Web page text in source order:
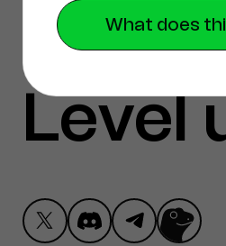
What does
Level
Take